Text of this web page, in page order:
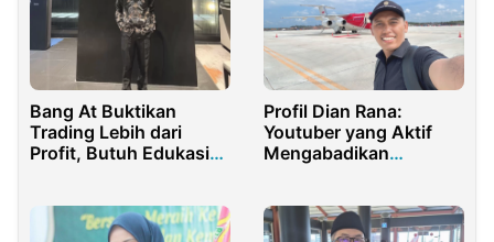
Bang At Buktikan
Trading Lebih dari
Profit, Butuh Edukasi
Profil Dian Rana:
Youtuber yang Aktif
Mengabadikan